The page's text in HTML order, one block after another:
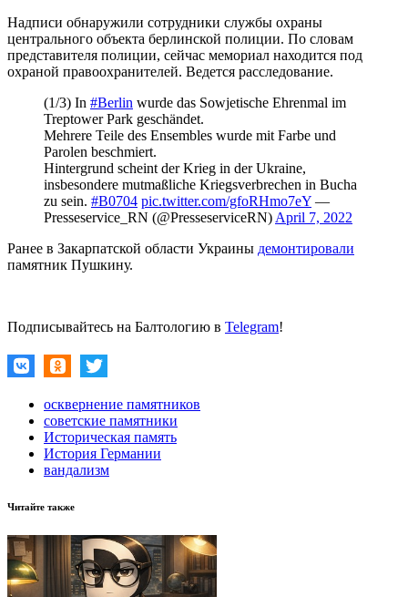
Надписи обнаружили сотрудники службы охраны
центрального объекта берлинской полиции. По словам
представителя полиции, сейчас мемориал находится под
охраной правоохранителей. Ведется расследование.
(1/3) In #Berlin wurde das Sowjetische Ehrenmal im
Treptower Park geschändet.
Mehrere Teile des Ensembles wurde mit Farbe und
Parolen beschmiert.
Hintergrund scheint der Krieg in der Ukraine,
insbesondere mutmaßliche Kriegsverbrechen in Bucha
zu sein. #B0704 pic.twitter.com/gfoRHmo7eY —
Presseservice_RN (@PresseserviceRN) April 7, 2022
Ранее в Закарпатской области Украины демонтировали
памятник Пушкину.
Подписывайтесь на Балтологию в Telegram!
осквернение памятников
советские памятники
Историческая память
История Германии
вандализм
Читайте также